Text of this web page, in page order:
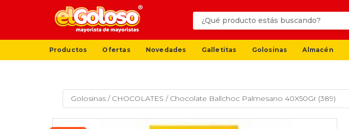
Productos Ofertas Novedades Galletitas Golosinas Almacén
Golosinas / CHOCOLATES / Chocolate Ballchoc Palmesano 40X50Gr (389)